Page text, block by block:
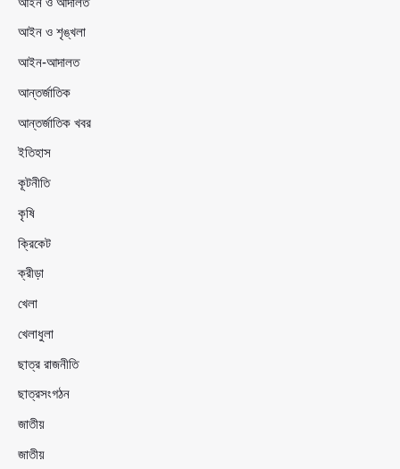
আইন ও শৃঙ্খলা
আইন-আদালত
আন্তর্জাতিক
আন্তর্জাতিক খবর
ইতিহাস
কূটনীতি
কৃষি
ক্রিকেট
ক্রীড়া
খেলা
খেলাধুলা
ছাত্র রাজনীতি
ছাত্রসংগঠন
জাতীয়
জাতীয়